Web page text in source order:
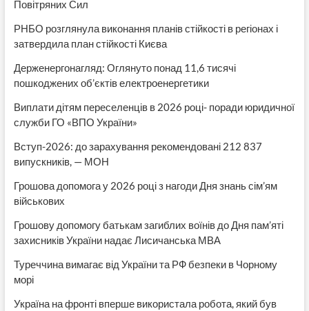
Повітряних Сил
РНБО розглянула виконання планів стійкості в регіонах і
затвердила план стійкості Києва
Держенергонагляд: Оглянуто понад 11,6 тисячі
пошкоджених об’єктів електроенергетики
Виплати дітям переселенців в 2026 році- поради юридичної
служби ГО «ВПО України»
Вступ-2026: до зарахування рекомендовані 212 837
випускників, — МОН
Грошова допомога у 2026 році з нагоди Дня знань сім’ям
військових
Грошову допомогу батькам загиблих воїнів до Дня пам’яті
захисників України надає Лисичанська МВА
Туреччина вимагає від України та РФ безпеки в Чорному
морі
Україна на фронті вперше використала робота, який був